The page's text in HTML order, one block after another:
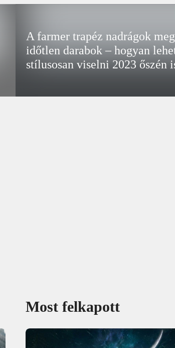
A farmer trapéz nadrágok
időtlen darabok – hogyan
stílusosan viselni 2023 őszén
Most felkapott